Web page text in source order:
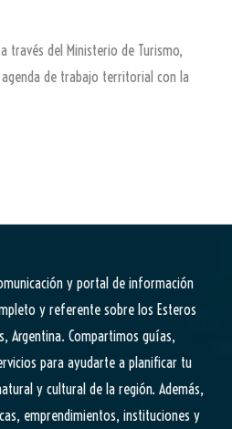
través del Ministerio de Turismo,
agenda de trabajo territorial con la
y portal de información
y referente sobre los Esteros
Argentina. Compartimos guías,
para ayudarte a planificar tu
y cultural de la región. Además,
emprendimientos, instituciones y